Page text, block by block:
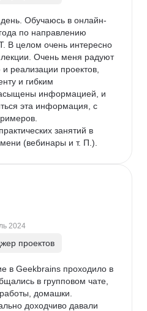
Обучаюсь в онлайн-
по направлению
В целом очень интересно
Очень меня радуют
реализации проектов,
и гибким
информацией, и
эта информация, с
занятий в
(вебинары и т. П.).
2024
проектов
в Geekbrains проходило в
в групповом чате,
домашки.
доходчиво давали